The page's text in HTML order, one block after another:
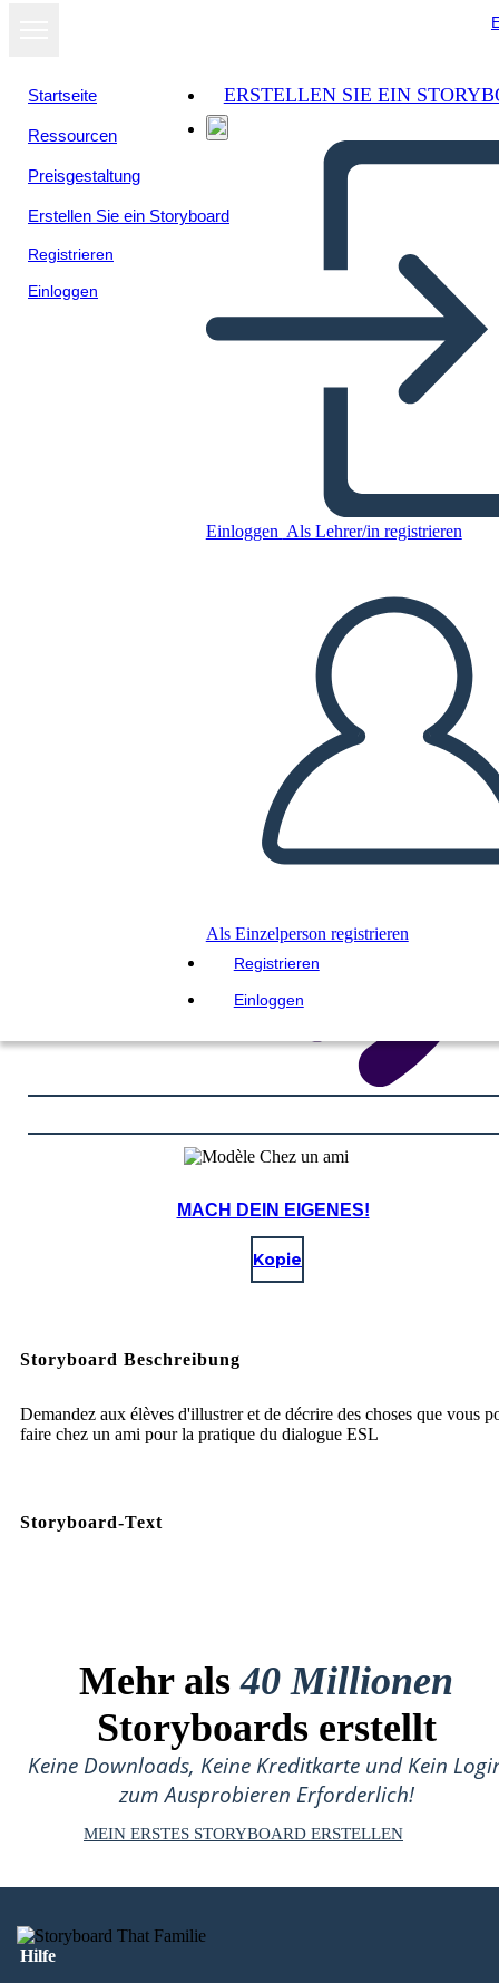
Startseite
Ressourcen
Preisgestaltung
Erstellen Sie ein Storyboard
Registrieren
Einloggen
ERSTELLEN SIE EIN
Einloggen Als Lehrer/in registrieren
Als Einzelperson registrieren
Registrieren
Einloggen
Kopieren Sie dieses Storyboard
ERSTELLEN SIE EIN STORYBOARD
LIES MIR VOR
MACH DEIN EIGENES!
Kopie
Storyboard Beschreibung
Demandez aux élèves d'illustrer et de décrire des choses que vous
faire chez un ami pour la pratique du dialogue ESL
Storyboard-Text
Mehr als40 Millionen
Storyboards erstellt
Keine Downloads, Keine Kreditkarte und Kein
zum Ausprobieren Erforderlich!
MEIN ERSTES STORYBOARD ERSTELLEN
Hilfe